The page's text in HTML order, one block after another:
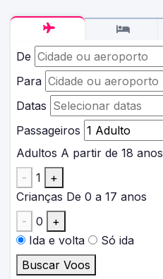
De
Para
Datas
Passageiros
Adultos A partir de 18 anos
-
1
+
Crianças De 0 a 17 anos
-
0
+
Ida e volta
Só ida
Buscar Voos